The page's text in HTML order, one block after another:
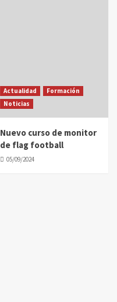
Actualidad
Formación
Noticias
Nuevo curso de monitor
de flag football
05/09/2024